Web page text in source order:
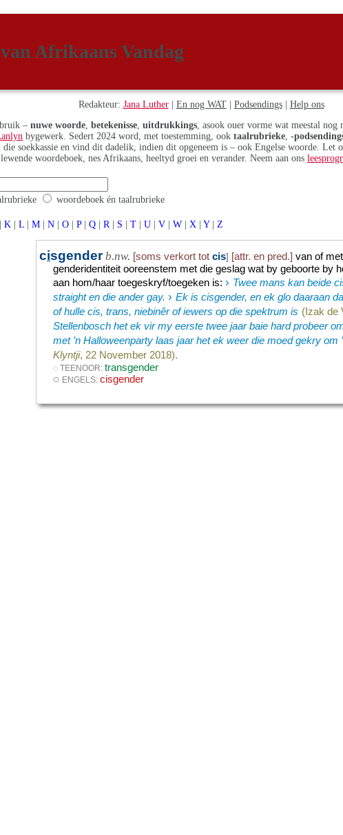
Afrikaans Vandag
Redakteur: Jana Luther| En nog WAT| Podsendings| Help ons
– nuwe woorde betekenisse uitdrukkings , asook ouer vorme wat meestal
bygewerk. Sedert 2024 word, met toestemming, ook taalrubrieke -
soekkassie en vind dit dadelik, indien dit opgeneem is – ook Engelse woorde.
woordeboek, nes Afrikaans, heeltyd groei en verander. Neem aan ons
woordeboek én taalrubrieke
| K | L | M | N | O | P | Q | R | S | T | U | V | W | X | Y | Z
cisgender b.nw. [soms verkort tot cis] [attr. en pred.] van of
genderidentiteit ooreenstem met die geslag wat by geboorte by
aan hom/haar toegeskryf/toegeken is:› Twee mans kan beide
straight en die ander gay. › Ek is cisgender, en ek glo daaraan
of hulle cis, trans, niebinêr of iewers op die spektrum is (Izak de
Stellenbosch het ek vir my eerste twee jaar baie hard probeer
met ’n Halloweenparty laas jaar het ek weer die moed gekry om
Klyntji, 22 November 2018).
◌ TEENOOR:transgender
◌ ENGELS:cisgender